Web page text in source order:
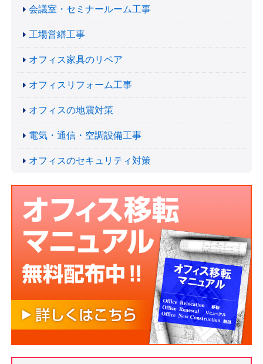
会議室・セミナールーム工事
工場営繕工事
オフィス家具のリペア
オフィスリフォーム工事
オフィスの地震対策
電気・通信・空調設備工事
オフィスのセキュリティ対策